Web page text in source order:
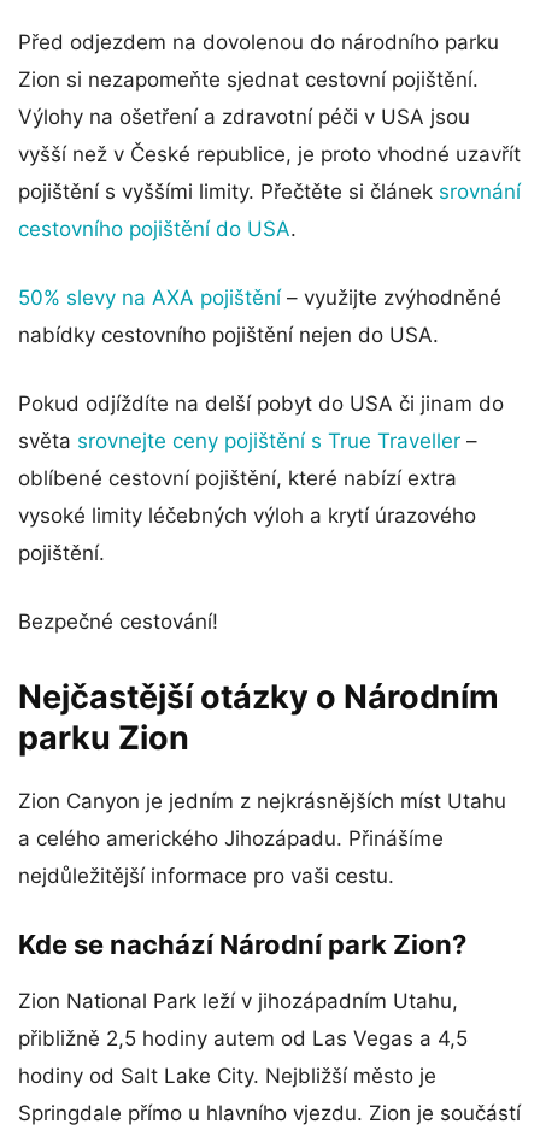
Před odjezdem na dovolenou do národního parku
Zion si nezapomeňte sjednat cestovní pojištění.
Výlohy na ošetření a zdravotní péči v USA jsou
vyšší než v České republice, je proto vhodné uzavřít
pojištění s vyššími limity. Přečtěte si článek srovnání
cestovního pojištění do USA.
50% slevy na AXA pojištění– využijte zvýhodněné
nabídky cestovního pojištění nejen do USA.
Pokud odjíždíte na delší pobyt do USA či jinam do
světa srovnejte ceny pojištění s True Traveller –
oblíbené cestovní pojištění, které nabízí extra
vysoké limity léčebných výloh a krytí úrazového
pojištění.
Bezpečné cestování!
Nejčastější otázky o Národním
parku Zion
Zion Canyon je jedním z nejkrásnějších míst Utahu
a celého amerického Jihozápadu. Přinášíme
nejdůležitější informace pro vaši cestu.
Kde se nachází Národní park Zion?
Zion National Park leží v jihozápadním Utahu,
přibližně 2,5 hodiny autem od Las Vegas a 4,5
hodiny od Salt Lake City. Nejbližší město je
Springdale přímo u hlavního vjezdu. Zion je součástí